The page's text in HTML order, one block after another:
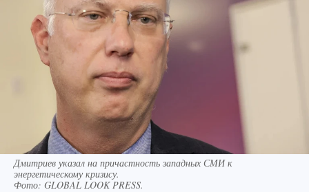
Дмитриев указал на причастность западных СМИ к
энергетическому кризису.
Фото: GLOBAL LOOK PRESS.